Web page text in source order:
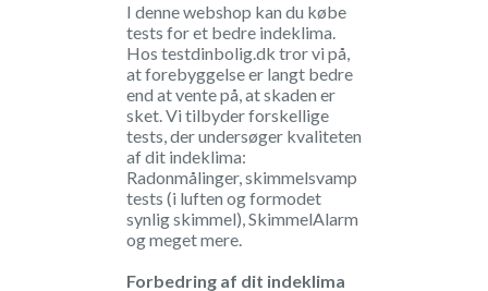
I denne webshop kan du købe
tests for et bedre indeklima.
Hos testdinbolig.dk tror vi på,
at forebyggelse er langt bedre
end at vente på, at skaden er
sket. Vi tilbyder forskellige
tests, der undersøger kvaliteten
af dit indeklima:
Radonmålinger, skimmelsvamp
tests (i luften og formodet
synlig skimmel), SkimmelAlarm
og meget mere.
Forbedring af dit indeklima